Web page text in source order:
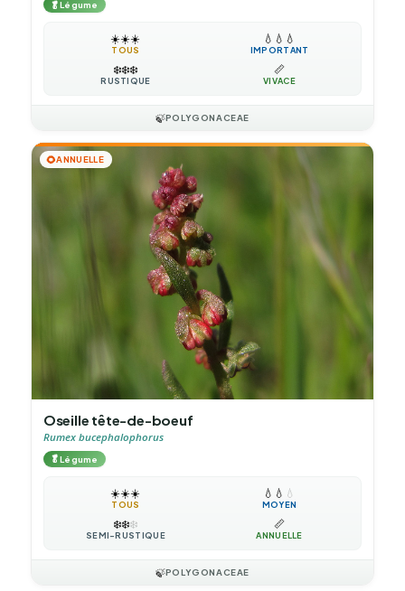
🥬Légume
☀️☀️☀️
TOUS
💧 💧 💧
IMPORTANT
❄️❄️❄️
RUSTIQUE
📏
VIVACE
🍃POLYGONACEAE
🌻ANNUELLE
Oseille tête-de-boeuf
Rumex bucephalophorus
🥬Légume
☀️☀️☀️
TOUS
💧 💧 💧
MOYEN
❄️❄️❄️
SEMI-RUSTIQUE
📏
ANNUELLE
🍃POLYGONACEAE